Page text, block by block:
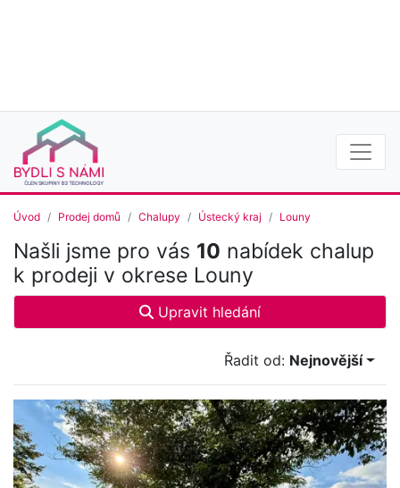
Úvod Prodej domů Chalupy Ústecký kraj Louny
Našli jsme pro vás 10 nabídek chalup
k prodeji v okrese Louny
Upravit hledání
Řadit od: Nejnovější